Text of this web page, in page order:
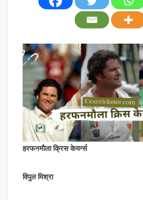
हरफनमौला क्रिस केयर्न्स
विपुल मिश्रा